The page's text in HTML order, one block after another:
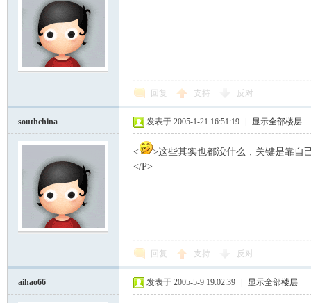
回复 支持 反对
southchina 发表于 2005-1-21 16:51:19 显示全部楼层
<
>这些其实也都没什么，关键是靠自
</P>
回复 支持 反对
aihao66 发表于 2005-5-9 19:02:39 显示全部楼层